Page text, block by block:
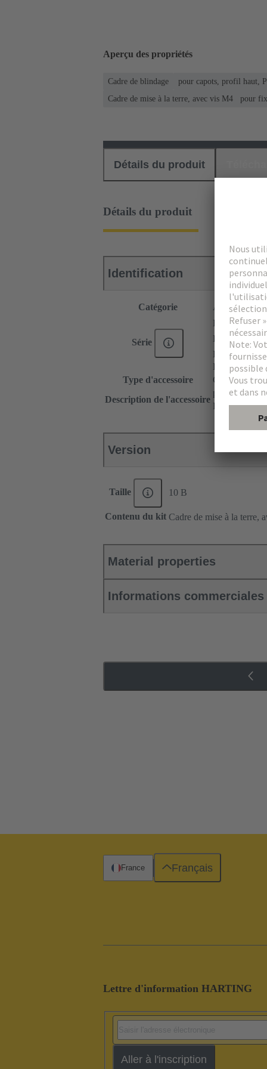
Aperçu des propriétés
Cadre de blindage pour capots, profil haut,
Cadre de mise à la terre, avec vis M4 pour
Détails du produit
Détails du produit
Identification
Catégorie Accessoires
Série
Han E®
Han ®EE
Han DD®
Han-Snap®
Type d'accessoire
Cadre de
Description de l'accessoire
pour capots,
Pour
Version
Taille 10 B
Contenu du kit Cadre de mise à la
Material properties
Informations commerciales
Lettre d'information HARTING
Aller à l'inscription
France Français